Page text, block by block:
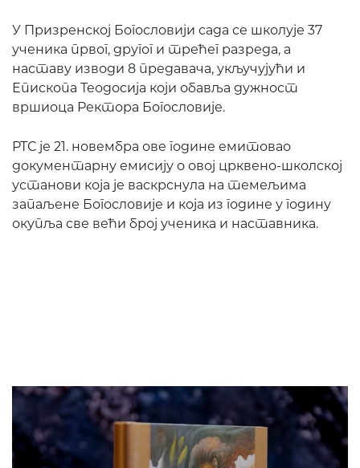
У Призренској Богословији сада се школује 37
ученика првог, другог и трећег разреда, а
наставу изводи 8 предавача, укључујући и
Епископа Теодосија који обавља дужност
вршиоца Ректора Богословије.
РТС је 21. новембра ове године емитовао
документарну емисију о овој црквено-школској
установи која је васкрснула на темељима
запаљене Богословије и која из године у годину
окупља све већи број ученика и наставника.